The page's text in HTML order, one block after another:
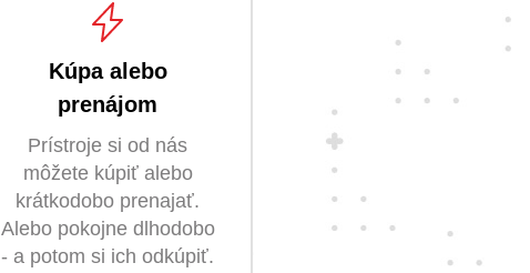
Kúpa alebo
prenájom
Prístroje si od nás
môžete kúpiť alebo
krátkodobo prenajať.
Alebo pokojne dlhodobo
- a potom si ich odkúpiť.